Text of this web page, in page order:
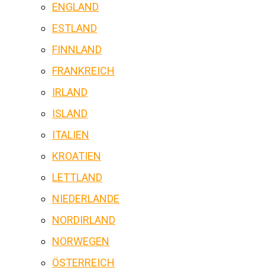
ENGLAND
ESTLAND
FINNLAND
FRANKREICH
IRLAND
ISLAND
ITALIEN
KROATIEN
LETTLAND
NIEDERLANDE
NORDIRLAND
NORWEGEN
ÖSTERREICH